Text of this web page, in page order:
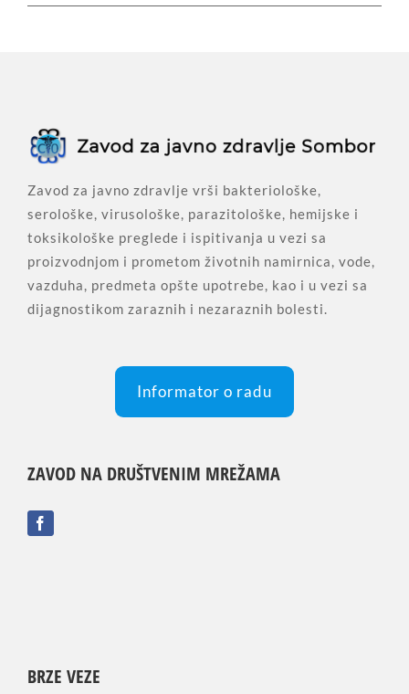
Zavod za javno zdravlje vrši bakteriološke,
serološke, virusološke, parazitološke, hemijske i
toksikološke preglede i ispitivanja u vezi sa
proizvodnjom i prometom životnih namirnica, vode,
vazduha, predmeta opšte upotrebe, kao i u vezi sa
dijagnostikom zaraznih i nezaraznih bolesti.
Informator o radu
ZAVOD NA DRUŠTVENIM MREŽAMA
BRZE VEZE